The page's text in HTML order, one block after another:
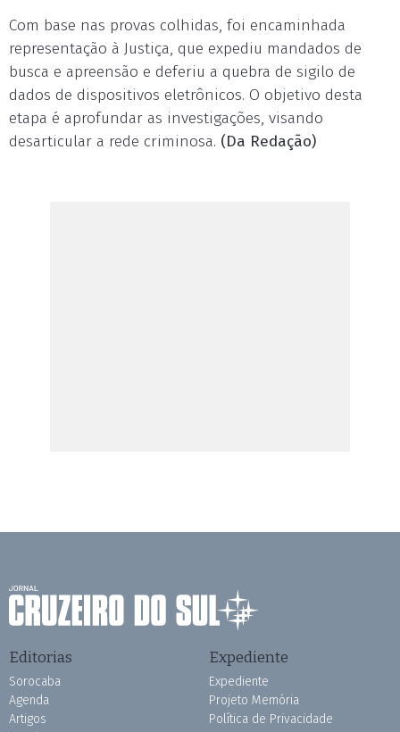
Com base nas provas colhidas, foi encaminhada
representação à Justiça, que expediu mandados de
busca e apreensão e deferiu a quebra de sigilo de
dados de dispositivos eletrônicos. O objetivo desta
etapa é aprofundar as investigações, visando
desarticular a rede criminosa. (Da Redação)
Editorias
Sorocaba
Agenda
Artigos
Expediente
Expediente
Projeto Memória
Política de Privacidade